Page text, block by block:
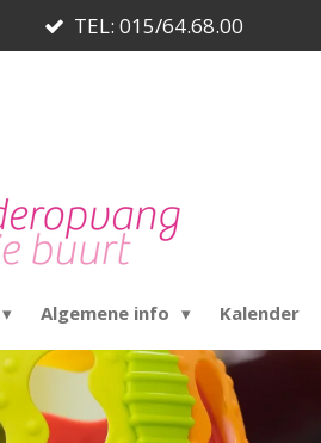
TEL: 015/64.68.00
Algemene info Kalender